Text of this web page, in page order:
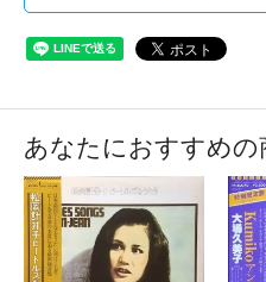
あなたにおすすめの